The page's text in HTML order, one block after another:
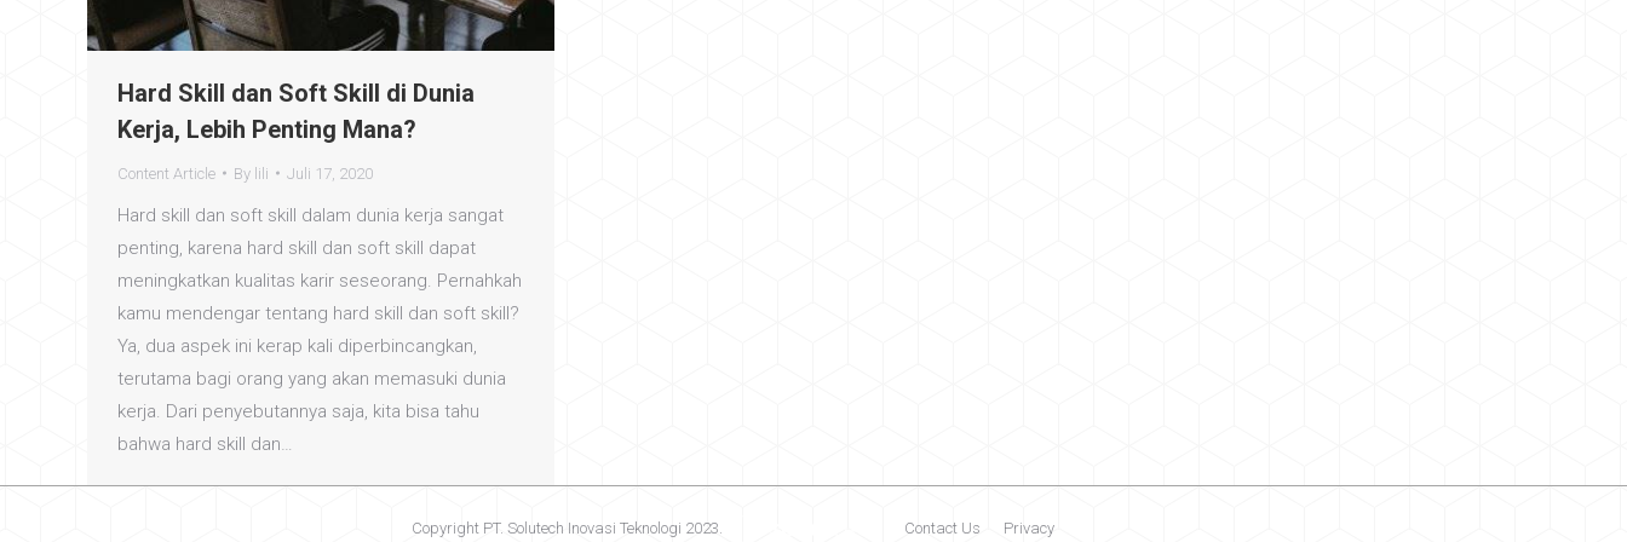
Hard Skill dan Soft Skill di Dunia
Kerja, Lebih Penting Mana?
Content Article By lili Juli 17, 2020
Hard skill dan soft skill dalam dunia kerja sangat
penting, karena hard skill dan soft skill dapat
meningkatkan kualitas karir seseorang. Pernahkah
kamu mendengar tentang hard skill dan soft skill?
Ya, dua aspek ini kerap kali diperbincangkan,
terutama bagi orang yang akan memasuki dunia
kerja. Dari penyebutannya saja, kita bisa tahu
bahwa hard skill dan…
Copyright PT. Solutech Inovasi Teknologi 2023. Contact Us Privacy